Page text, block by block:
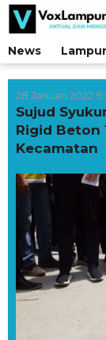
Lewati
konten
News
28 Januari 2022
Sujud
Rigid Beton
Kecamatan